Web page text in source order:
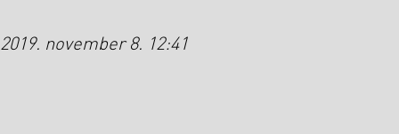
2019. november 8. 12:41